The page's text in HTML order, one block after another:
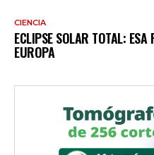
CIENCIA
ECLIPSE SOLAR TOTAL: ESA
EUROPA